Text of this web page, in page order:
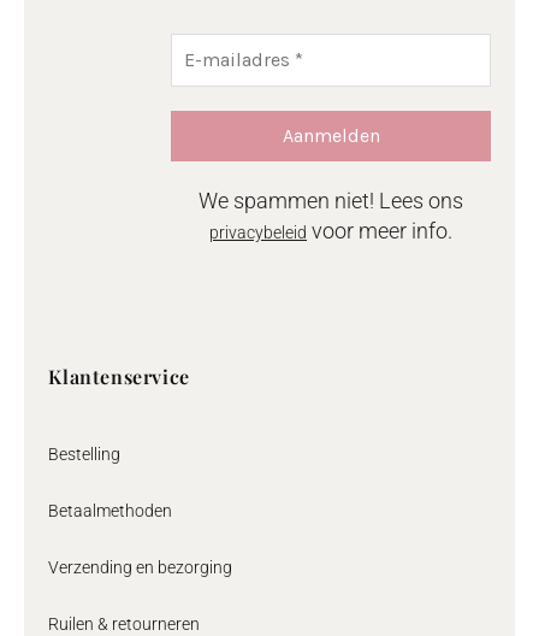
We spammen niet! Lees ons
privacybeleid voor meer info.
Klantenservice
Bestelling
Betaalmethoden
Verzending en bezorging
Ruilen & retourneren